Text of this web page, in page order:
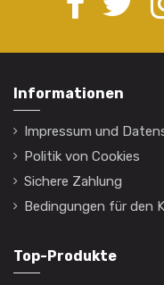
Informationen
Impressum und
Politik von Cookies
Sichere Zahlung
Bedingungen für den
Top-Produkte